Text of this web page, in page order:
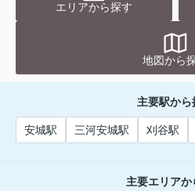
エリアから探す
地図から
主要駅から
安城駅 三河安城駅 刈谷駅
主要エリアか